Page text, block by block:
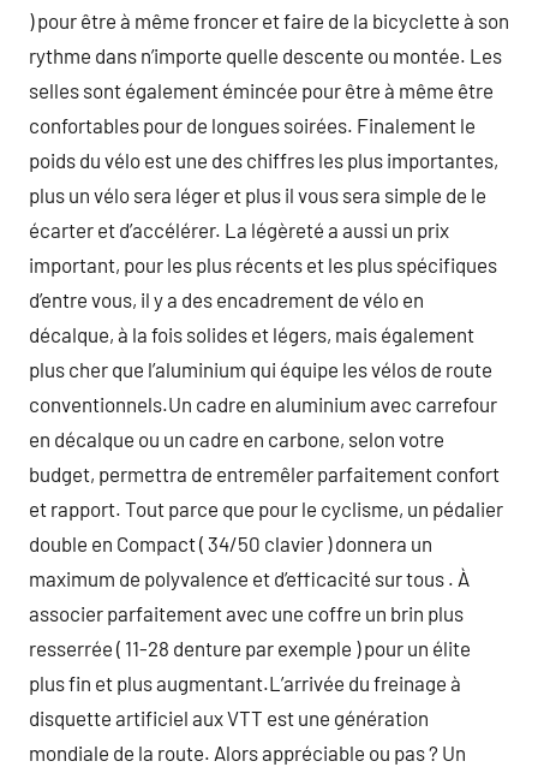
) pour être à même froncer et faire de la bicyclette à son
rythme dans n’importe quelle descente ou montée. Les
selles sont également émincée pour être à même être
confortables pour de longues soirées. Finalement le
poids du vélo est une des chiffres les plus importantes,
plus un vélo sera léger et plus il vous sera simple de le
écarter et d’accélérer. La légèreté a aussi un prix
important, pour les plus récents et les plus spécifiques
d’entre vous, il y a des encadrement de vélo en
décalque, à la fois solides et légers, mais également
plus cher que l’aluminium qui équipe les vélos de route
conventionnels.Un cadre en aluminium avec carrefour
en décalque ou un cadre en carbone, selon votre
budget, permettra de entremêler parfaitement confort
et rapport. Tout parce que pour le cyclisme, un pédalier
double en Compact ( 34/50 clavier ) donnera un
maximum de polyvalence et d’efficacité sur tous . À
associer parfaitement avec une coffre un brin plus
resserrée ( 11-28 denture par exemple ) pour un élite
plus fin et plus augmentant.L’arrivée du freinage à
disquette artificiel aux VTT est une génération
mondiale de la route. Alors appréciable ou pas ? Un